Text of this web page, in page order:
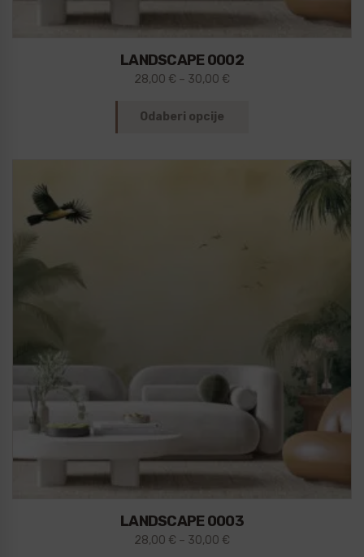
LANDSCAPE 0002
28,00 € – 30,00 €
Odaberi opcije
LANDSCAPE 0003
28,00 € – 30,00 €